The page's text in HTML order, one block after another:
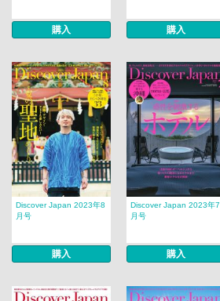
購入 購入
Discover Japan 2023年8
月号
購入
Discover Japan 2023年7
月号
購入